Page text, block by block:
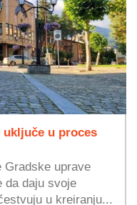
uključe u proces
Gradske uprave
da daju svoje
u kreiranju...